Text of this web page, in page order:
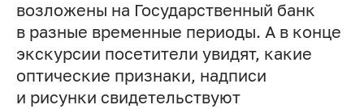
возложены на Государственный банк
в разные временные периоды. А в конце
экскурсии посетители увидят, какие
оптические признаки, надписи
и рисунки свидетельствуют